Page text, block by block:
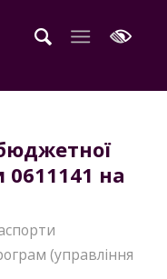
на
(управління